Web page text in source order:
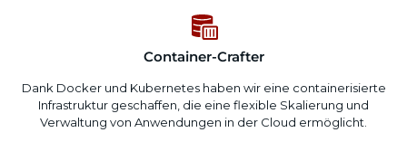
Container-Crafter
Dank Docker und Kubernetes haben wir eine containerisierte
Infrastruktur geschaffen, die eine flexible Skalierung und
Verwaltung von Anwendungen in der Cloud ermöglicht.